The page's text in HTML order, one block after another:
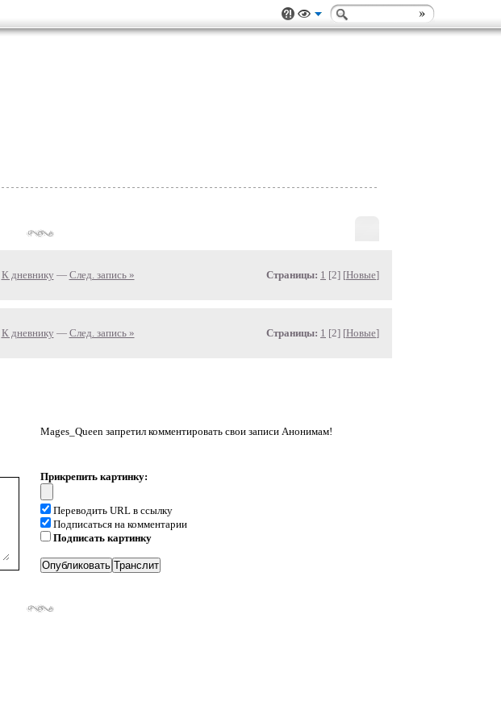
К дневнику — След. запись » Страницы: 1 [2] [Новые]
К дневнику — След. запись » Страницы: 1 [2] [Новые]
Mages_Queen запретил комментировать свои записи Анонимам!
Прикрепить картинку:
Переводить URL в ссылку
Подписаться на комментарии
Подписать картинку